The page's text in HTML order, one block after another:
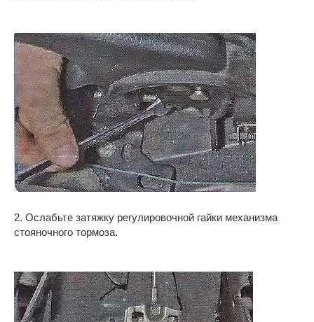
2. Ослабьте затяжку регулировочной гайки механизма
стояночного тормоза.